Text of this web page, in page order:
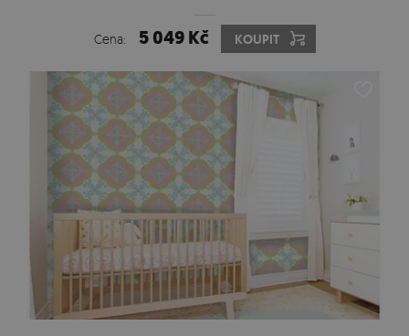
Cena: 5 049 Kč KOUPIT